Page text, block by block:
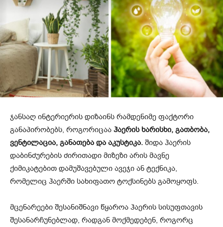
ჯანსაღ ინტერიერის დიზაინს რამდენიმე ფაქტორი
განაპირობებს, როგორიცაა ჰაერის ხარისხი, გათბობა,
ვენტილაცია, განათება და აკუსტიკა. შიდა ჰაერის
დაბინძურების ძირითადი მიზეზი არის მავნე
ქიმიკატებით დამუშავებული ავეჯი ან ტექნიკა,
რომელიც ჰაერში სახიფათო ტოქსინებს გამოყოფს.
მცენარეები შესანიშნავი წყაროა ჰაერის სისუფთავის
შესანარჩუნებლად, რადგან მოქმედებენ, როგორც